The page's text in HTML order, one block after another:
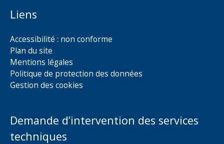
Liens
Accessibilité : non conforme
Plan du site
Mentions légales
Politique de protection des données
Gestion des cookies
Demande d’intervention des services
techniques